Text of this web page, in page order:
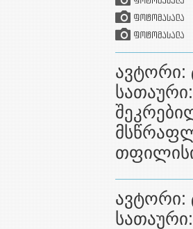
ავტორი:
ავტორი: